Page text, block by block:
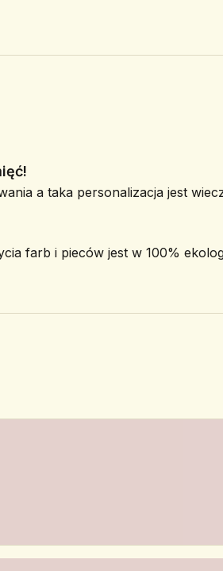
a taka personalizacja jest
farb i pieców jest w 100%